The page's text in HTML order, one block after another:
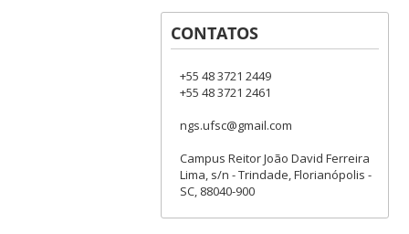
CONTATOS
+55 48 3721 2449
+55 48 3721 2461
ngs.ufsc@gmail.com
Campus Reitor João David Ferreira
Lima, s/n - Trindade, Florianópolis -
SC, 88040-900